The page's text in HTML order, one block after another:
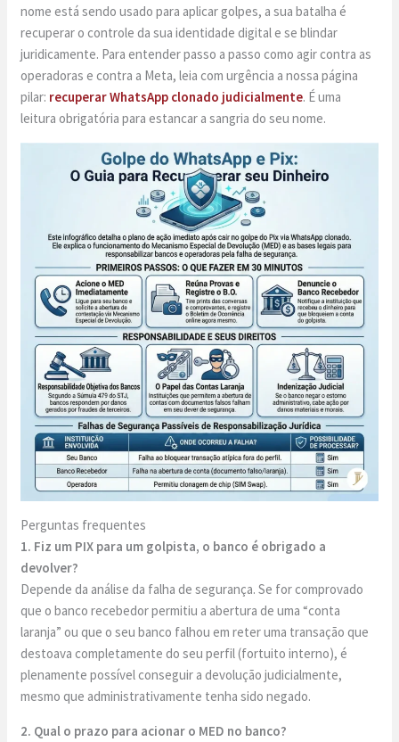
nome está sendo usado para aplicar golpes, a sua batalha é
recuperar o controle da sua identidade digital e se blindar
juridicamente. Para entender passo a passo como agir contra as
operadoras e contra a Meta, leia com urgência a nossa página
pilar: recuperar WhatsApp clonado judicialmente. É uma
leitura obrigatória para estancar a sangria do seu nome.
Perguntas frequentes
1. Fiz um PIX para um golpista, o banco é obrigado a
devolver?
Depende da análise da falha de segurança. Se for comprovado
que o banco recebedor permitiu a abertura de uma “conta
laranja” ou que o seu banco falhou em reter uma transação que
destoava completamente do seu perfil (fortuito interno), é
plenamente possível conseguir a devolução judicialmente,
mesmo que administrativamente tenha sido negado.
2. Qual o prazo para acionar o MED no banco?